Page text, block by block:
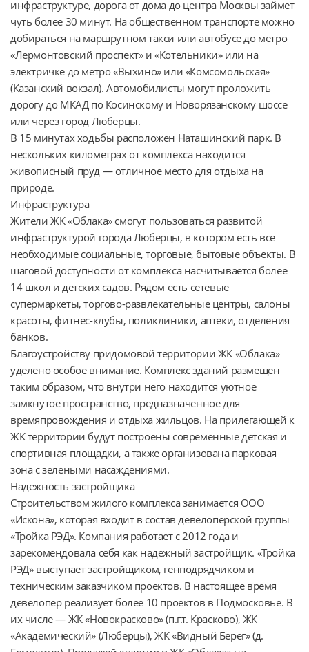
инфраструктуре, дорога от дома до центра Москвы займет
чуть более 30 минут. На общественном транспорте можно
добираться на маршрутном такси или автобусе до метро
«Лермонтовский проспект» и «Котельники» или на
электричке до метро «Выхино» или «Комсомольская»
(Казанский вокзал). Автомобилисты могут проложить
дорогу до МКАД по Косинскому и Новорязанскому шоссе
или через город Люберцы.
В 15 минутах ходьбы расположен Наташинский парк. В
нескольких километрах от комплекса находится
живописный пруд — отличное место для отдыха на
природе.
Инфраструктура
Жители ЖК «Облака» смогут пользоваться развитой
инфраструктурой города Люберцы, в котором есть все
необходимые социальные, торговые, бытовые объекты. В
шаговой доступности от комплекса насчитывается более
14 школ и детских садов. Рядом есть сетевые
супермаркеты, торгово-развлекательные центры, салоны
красоты, фитнес-клубы, поликлиники, аптеки, отделения
банков.
Благоустройству придомовой территории ЖК «Облака»
уделено особое внимание. Комплекс зданий размещен
таким образом, что внутри него находится уютное
замкнутое пространство, предназначенное для
времяпровождения и отдыха жильцов. На прилегающей к
ЖК территории будут построены современные детская и
спортивная площадки, а также организована парковая
зона с зелеными насаждениями.
Надежность застройщика
Строительством жилого комплекса занимается ООО
«Искона», которая входит в состав девелоперской группы
«Тройка РЭД». Компания работает с 2012 года и
зарекомендовала себя как надежный застройщик. «Тройка
РЭД» выступает застройщиком, генподрядчиком и
техническим заказчиком проектов. В настоящее время
девелопер реализует более 10 проектов в Подмосковье. В
их числе — ЖК «Новокрасково» (п.г.т. Красково), ЖК
«Академический» (Люберцы), ЖК «Видный Берег» (д.